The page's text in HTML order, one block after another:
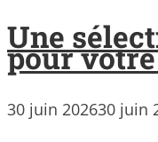
Une
pour
30 juin 202630 juin